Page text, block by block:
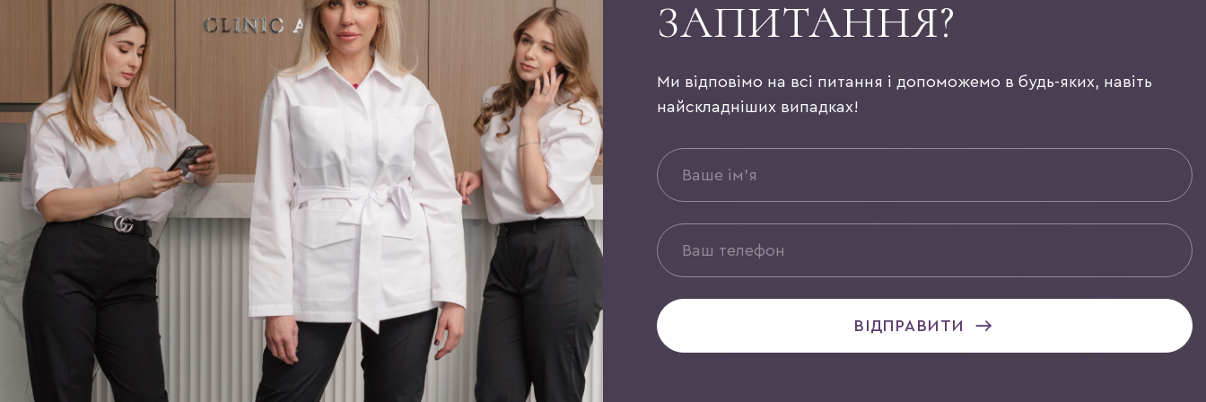
ЗАПИТАННЯ?
Ми відповімо на всі питання і допоможемо в будь-яких, навіть
найскладніших випадках!
ВІДПРАВИТИ